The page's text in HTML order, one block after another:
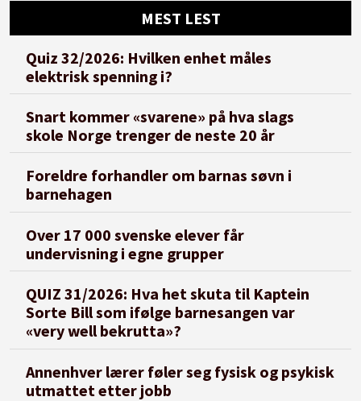
MEST LEST
Quiz 32/2026: Hvilken enhet måles
elektrisk spenning i?
Snart kommer «svarene» på hva slags
skole Norge trenger de neste 20 år
Foreldre forhandler om barnas søvn i
barnehagen
Over 17 000 svenske elever får
undervisning i egne grupper
QUIZ 31/2026: Hva het skuta til Kaptein
Sorte Bill som ifølge barnesangen var
«very well bekrutta»?
Annenhver lærer føler seg fysisk og psykisk
utmattet etter jobb